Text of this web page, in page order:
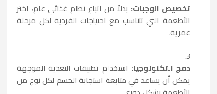
تخصيص الوجبات: بدلاً من اتباع نظام غذائي عام، اختر
الأطعمة التي تتناسب مع احتياجات الفردية لكل مرحلة
عمرية.
دمج التكنولوجيا: استخدام تطبيقات التغذية الموجهة
يمكن أن يساعد في متابعة استجابة الجسم لكل نوع من